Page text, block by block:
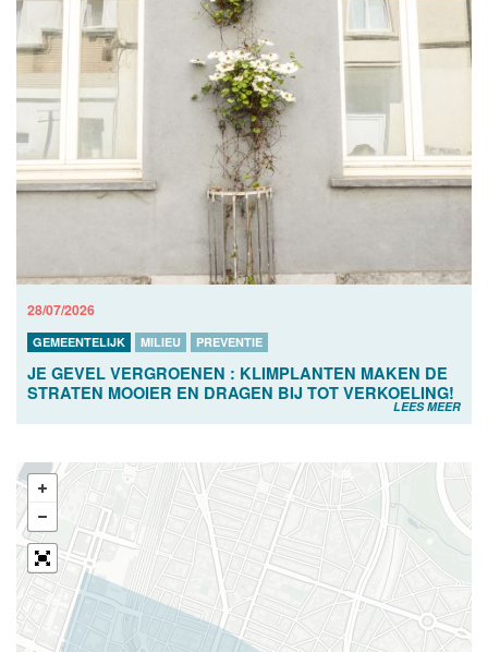
28/07/2026
GEMEENTELIJK MILIEU PREVENTIE
JE GEVEL VERGROENEN : KLIMPLANTEN MAKEN DE
STRATEN MOOIER EN DRAGEN BIJ TOT VERKOELING!
LEES MEER